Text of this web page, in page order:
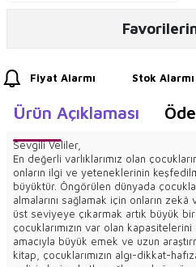
Fiyat Alarmı Stok Alarmı
Ürün Açıklaması
Sevgili Veliler,
En değerli varlıklarımız olan
onların ilgi ve yeteneklerinin
büyüktür. Öngörülen dünyada
almalarını sağlamak için onların
üst seviyeye çıkarmak artık büyük
çocuklarımızın var olan
amacıyla büyük emek ve uzun
kitap, çocuklarımızın algı-dikkat-